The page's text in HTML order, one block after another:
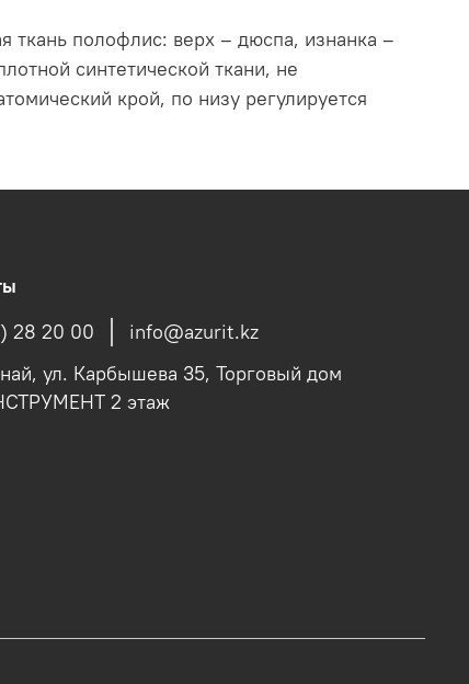
ткань полофлис: верх – дюспа, изнанка –
синтетической ткани, не
крой, по низу регулируется
28 20 00
info@azurit.kz
ул. Карбышева 35, Торговый дом
2 этаж